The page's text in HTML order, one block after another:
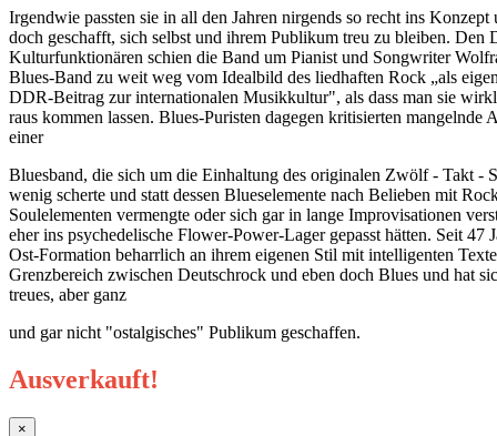
Irgendwie passten sie in all den Jahren nirgends so recht ins Konzept
doch geschafft, sich selbst und ihrem Publikum treu zu bleiben. Den
Kulturfunktionären schien die Band um Pianist und Songwriter
Blues-Band zu weit weg vom Idealbild des liedhaften Rock „als
DDR-Beitrag zur internationalen Musikkultur", als dass man sie
raus kommen lassen. Blues-Puristen dagegen kritisierten mangelnde
einer
Bluesband, die sich um die Einhaltung des originalen Zwölf - Takt -
wenig scherte und statt dessen Blueselemente nach Belieben mit
Soulelementen vermengte oder sich gar in lange Improvisationen
eher ins psychedelische Flower-Power-Lager gepasst hätten. Seit 47
Ost-Formation beharrlich an ihrem eigenen Stil mit intelligenten
Grenzbereich zwischen Deutschrock und eben doch Blues und hat
treues, aber ganz
und gar nicht "ostalgisches" Publikum geschaffen.
Ausverkauft!
×